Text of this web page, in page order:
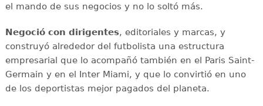
el mando de sus negocios y no lo soltó más.
Negoció con dirigentes, editoriales y marcas, y
construyó alrededor del futbolista una estructura
empresarial que lo acompañó también en el Paris Saint-
Germain y en el Inter Miami, y que lo convirtió en uno
de los deportistas mejor pagados del planeta.